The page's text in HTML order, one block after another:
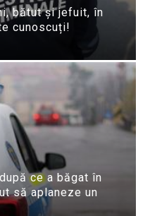
bătut și jefuit, în
cunoscuți!
ce a băgat în
să aplaneze un